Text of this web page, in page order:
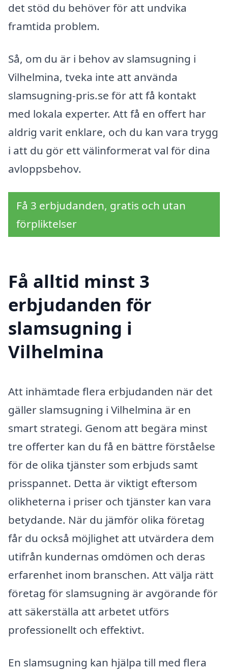
det stöd du behöver för att undvika
framtida problem.
Så, om du är i behov av slamsugning i
Vilhelmina, tveka inte att använda
slamsugning-pris.se för att få kontakt
med lokala experter. Att få en offert har
aldrig varit enklare, och du kan vara trygg
i att du gör ett välinformerat val för dina
avloppsbehov.
Få 3 erbjudanden, gratis och utan
förpliktelser
Få alltid minst 3
erbjudanden för
slamsugning i
Vilhelmina
Att inhämtade flera erbjudanden när det
gäller slamsugning i Vilhelmina är en
smart strategi. Genom att begära minst
tre offerter kan du få en bättre förståelse
för de olika tjänster som erbjuds samt
prisspannet. Detta är viktigt eftersom
olikheterna i priser och tjänster kan vara
betydande. När du jämför olika företag
får du också möjlighet att utvärdera dem
utifrån kundernas omdömen och deras
erfarenhet inom branschen. Att välja rätt
företag för slamsugning är avgörande för
att säkerställa att arbetet utförs
professionellt och effektivt.
En slamsugning kan hjälpa till med flera